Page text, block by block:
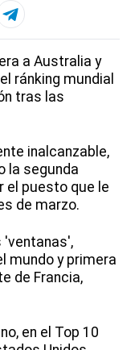
a Australia y
ránking mundial
tras las
inalcanzable,
la segunda
el puesto que le
de marzo.
'ventanas',
mundo y primera
de Francia,
en el Top 10